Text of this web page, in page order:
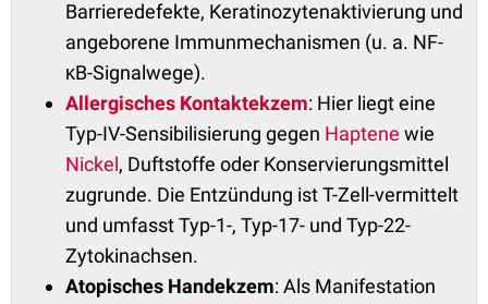
Barrieredefekte, Keratinozytenaktivierung und
angeborene Immunmechanismen (u. a. NF-
κB-Signalwege).
Allergisches Kontaktekzem: Hier liegt eine
Typ-IV-Sensibilisierung gegen Haptene wie
Nickel, Duftstoffe oder Konservierungsmittel
zugrunde. Die Entzündung ist T-Zell-vermittelt
und umfasst Typ-1-, Typ-17- und Typ-22-
Zytokinachsen.
Atopisches Handekzem: Als Manifestation